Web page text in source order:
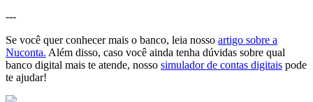
---
Se você quer conhecer mais o banco, leia nosso artigo sobre a
Nuconta. Além disso, caso você ainda tenha dúvidas sobre qual
banco digital mais te atende, nosso simulador de contas digitais pode
te ajudar!